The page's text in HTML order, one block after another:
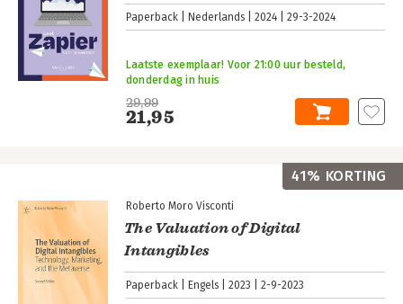
Paperback Nederlands 2024 29-3-2024
29,99
21,95
Laatste exemplaar! Voor 21:00 uur besteld,
donderdag in huis
Roberto Moro Visconti
The Valuation of Digital
Intangibles
Paperback Engels 2023 2-9-2023
41% KORTING